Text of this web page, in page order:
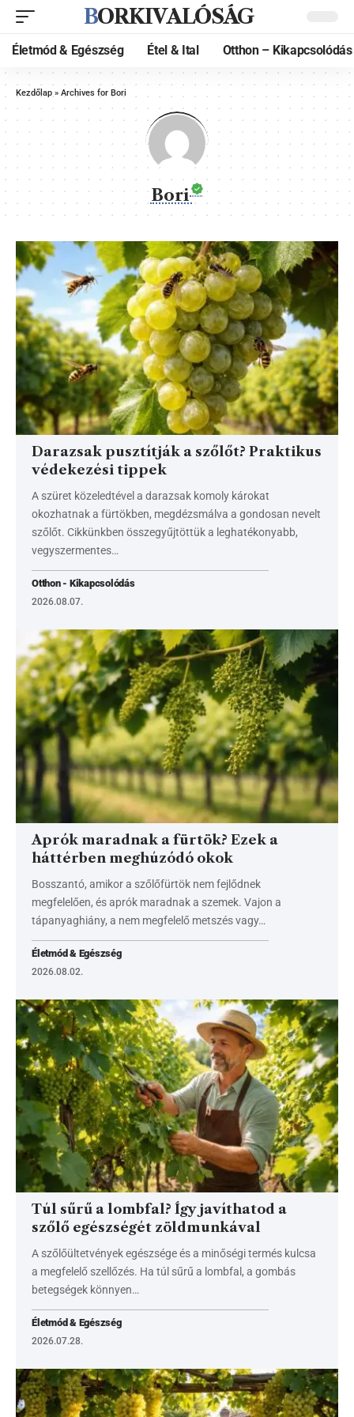
BORKIVALÓSÁG
Életmód & Egészség Étel & Ital Otthon – Kikapcsolódás
Kezdőlap » Archives for Bori
Bori
Darazsak pusztítják a szőlőt? Praktikus
védekezési tippek
A szüret közeledtével a darazsak komoly károkat
okozhatnak a fürtökben, megdézsmálva a gondosan nevelt
szőlőt. Cikkünkben összegyűjtöttük a leghatékonyabb,
vegyszermentes…
Otthon - Kikapcsolódás
2026.08.07.
Aprók maradnak a fürtök? Ezek a
háttérben meghúzódó okok
Bosszantó, amikor a szőlőfürtök nem fejlődnek
megfelelően, és aprók maradnak a szemek. Vajon a
tápanyaghiány, a nem megfelelő metszés vagy…
Életmód & Egészség
2026.08.02.
Túl sűrű a lombfal? Így javíthatod a
szőlő egészségét zöldmunkával
A szőlőültetvények egészsége és a minőségi termés kulcsa
a megfelelő szellőzés. Ha túl sűrű a lombfal, a gombás
betegségek könnyen…
Életmód & Egészség
2026.07.28.